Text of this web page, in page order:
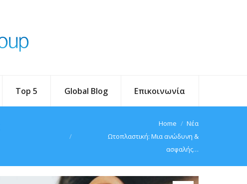
Top 5 Global Blog Επικοινωνία
Home
Νέα
Ωτοπλαστική: Μια ανώδυνη &
ασφαλής…